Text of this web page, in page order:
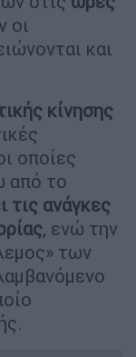
οι
και
κίνησης
οποίες
από το
τις ανάγκες
, ενώ την
των